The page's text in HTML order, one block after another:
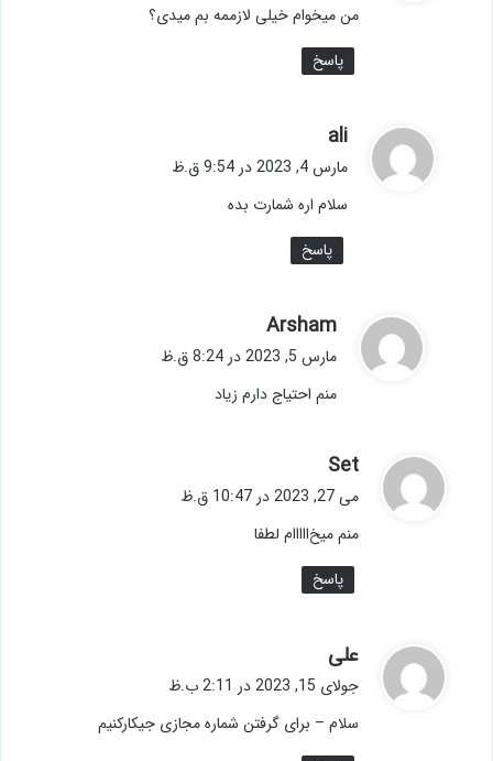
:
من میخوام خیلی لازممه بم میدی؟
پاسخ
ali
:
مارس 4, 2023 در 9:54 ق.ظ
سلام اره شمارت بده
پاسخ
Arsham
ف
:
مارس 5, 2023 در 8:24 ق.ظ
منم احتیاج دارم زیاد
Set
ف
:
می 27, 2023 در 10:47 ق.ظ
منم میخ‌ااااام لطفا
پاسخ
علی
جولای 15, 2023 در 2:11 ب.ظ
سلام – برای گرفتن شماره مجازی جیکارکنیم